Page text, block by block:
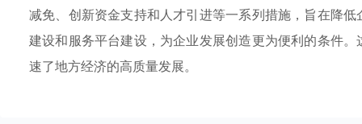
减免、创新资金支持和人才引进等一系列措施，旨在降
建设和服务平台建设，为企业发展创造更为便利的条件
速了地方经济的高质量发展。